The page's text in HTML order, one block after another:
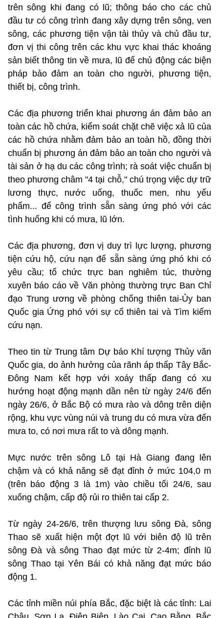
trên sông khi đang có lũ; thông báo cho các chủ
đầu tư có công trình đang xây dựng trên sông, ven
sông, các phương tiện vận tải thủy và chủ đầu tư,
đơn vị thi công trên các khu vực khai thác khoáng
sản biết thông tin về mưa, lũ để chủ động các biện
pháp bảo đảm an toàn cho người, phương tiện,
thiết bị, công trình.
Các địa phương triển khai phương án đảm bảo an
toàn các hồ chứa, kiểm soát chặt chẽ việc xả lũ của
các hồ chứa nhằm đảm bảo an toàn hồ, đồng thời
chuẩn bị phương án đảm bảo an toàn cho người và
tài sản ở hạ du các công trình; rà soát việc chuẩn bị
theo phương châm "4 tại chỗ," chú trọng việc dự trữ
lương thực, nước uống, thuốc men, nhu yếu
phẩm... để công trình sẵn sàng ứng phó với các
tình huống khi có mưa, lũ lớn.
Các địa phương, đơn vị duy trì lực lượng, phương
tiện cứu hộ, cứu nạn để sẵn sàng ứng phó khi có
yêu cầu; tổ chức trực ban nghiêm túc, thường
xuyên báo cáo về Văn phòng thường trực Ban Chỉ
đạo Trung ương về phòng chống thiên tai-Ủy ban
Quốc gia Ứng phó với sự cố thiên tai và Tìm kiếm
cứu nạn.
Theo tin từ Trung tâm Dự báo Khí tượng Thủy văn
Quốc gia, do ảnh hưởng của rãnh áp thấp Tây Bắc-
Đông Nam kết hợp với xoáy thấp đang có xu
hướng hoạt động mạnh dần nên từ ngày 24/6 đến
ngày 26/6, ở Bắc Bộ có mưa rào và dông trên diện
rộng, khu vực vùng núi và trung du có mưa vừa đến
mưa to, có nơi mưa rất to và dông mạnh.
Mực nước trên sông Lô tại Hà Giang đang lên
chậm và có khả năng sẽ đạt đỉnh ở mức 104,0 m
(trên báo động 3 là 1m) vào chiều tối 24/6, sau
xuống chậm, cấp độ rủi ro thiên tai cấp 2.
Từ ngày 24-26/6, trên thượng lưu sông Đà, sông
Thao sẽ xuất hiện một đợt lũ với biên độ lũ trên
sông Đà và sông Thao đạt mức từ 2-4m; đỉnh lũ
sông Thao tại Yên Bái có khả năng đạt mức báo
động 1.
Các tỉnh miền núi phía Bắc, đặc biệt là các tỉnh: Lai